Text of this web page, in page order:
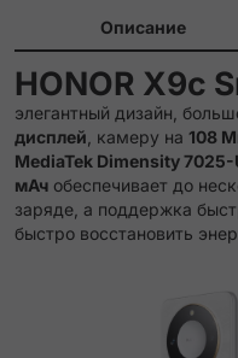
Описание
HONOR X9c
элегантный дизайн,
дисплей , камеру на 108
MediaTek Dimensity
мАч обеспечивает до
заряде, а поддержка
быстро восстановить